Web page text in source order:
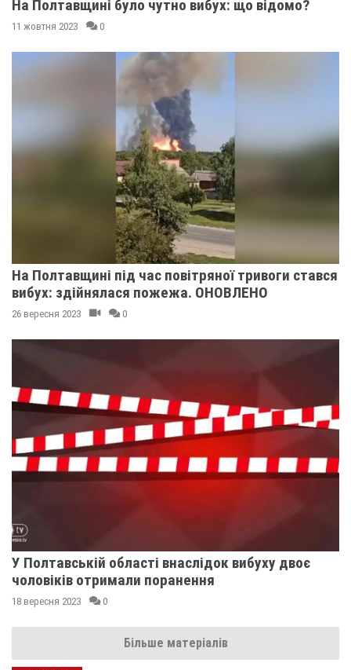
На Полтавщині було чутно вибух: що відомо?
11 жовтня 2023 0
На Полтавщині під час повітряної тривоги стався
вибух: здійнялася пожежа. ОНОВЛЕНО
26 вересня 2023 0
У Полтавській області внаслідок вибуху двоє
чоловіків отримали поранення
18 вересня 2023 0
Більше матеріалів